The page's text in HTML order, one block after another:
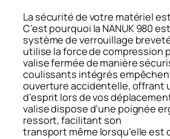
La sécurité de votre matériel
C’est pourquoi la NANUK 980
système de verrouillage
utilise la force de compression
valise fermée de manière
coulissants intégrés
ouverture accidentelle, offrant
d’esprit lors de vos
valise dispose d’une poignée
ressort, facilitant son
transport même lorsqu’elle est